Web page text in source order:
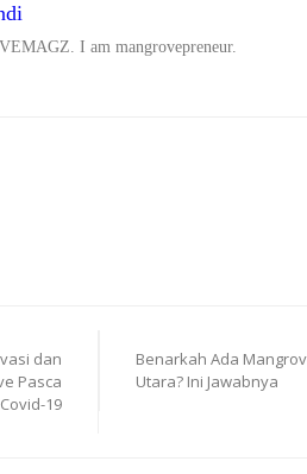
I am mangrovepreneur.
dan
Pasca
19
Benarkah Ada
Utara? Ini Jawabnya